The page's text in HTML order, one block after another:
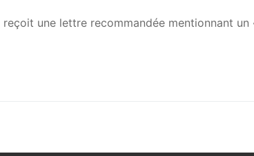
une lettre recommandée mentionnant